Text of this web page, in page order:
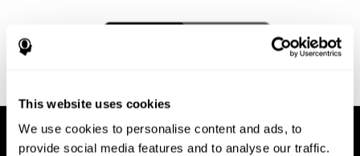
This website uses cookies
We use cookies to personalise content and ads, to
provide social media features and to analyse our traffic.